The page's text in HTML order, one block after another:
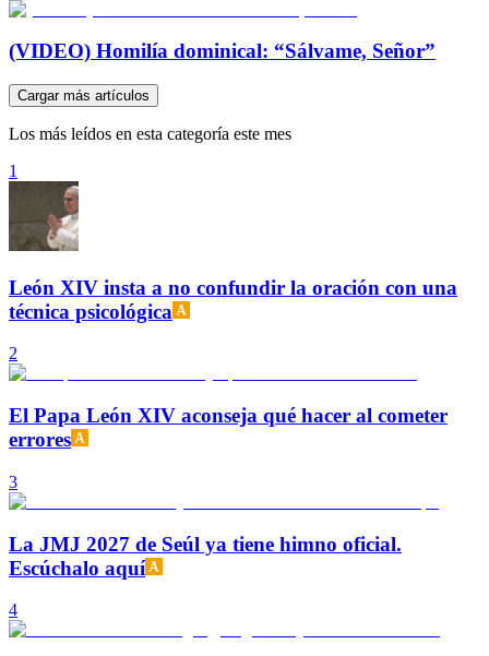
(VIDEO) Homilía dominical: “Sálvame, Señor”
Cargar más artículos
Los más leídos en esta categoría este mes
1
León XIV insta a no confundir la oración con una
técnica psicológica
2
El Papa León XIV aconseja qué hacer al cometer
errores
3
La JMJ 2027 de Seúl ya tiene himno oficial.
Escúchalo aquí
4